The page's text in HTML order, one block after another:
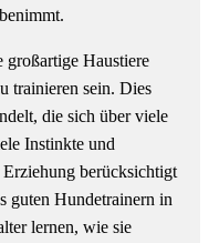
großartige Haustiere
trainieren sein. Dies
die sich über viele
Instinkte und
berücksichtigt
guten Hundetrainern in
lernen, wie sie